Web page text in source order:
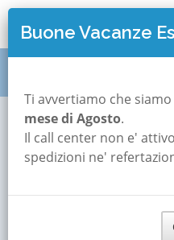
Monte Vidon Combatte
Monte
Buone Vacanze
Ti avvertiamo che
mese di Agosto.
Il call center non e'
spedizioni ne'